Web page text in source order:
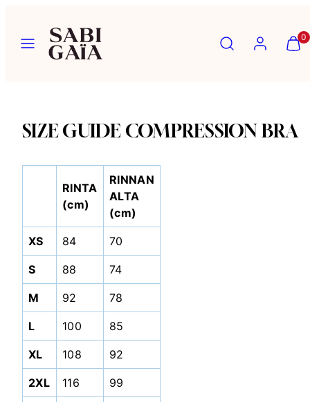
sisältöön
Valikko Hae Tili
Näytä
Näytä
0
SIZE GUIDE COMPRESSION BRA
RINTA
(cm)
RINNAN
ALTA
(cm)
XS 84 70
S 88 74
M 92 78
L 100 85
XL 108 92
2XL 116 99